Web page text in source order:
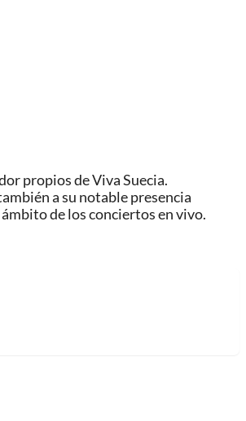
propios de Viva Suecia.
a su notable presencia
de los conciertos en vivo.